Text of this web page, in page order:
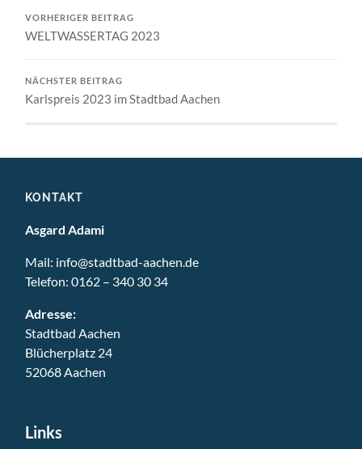
VORHERIGER BEITRAG
WELTWASSERTAG 2023
NÄCHSTER BEITRAG
Karlspreis 2023 im Stadtbad Aachen
KONTAKT
Asgard Adami
Mail: info@stadtbad-aachen.de
Telefon:0162 – 340 30 34
Adresse:
Stadtbad Aachen
Blücherplatz 24
52068 Aachen
Links